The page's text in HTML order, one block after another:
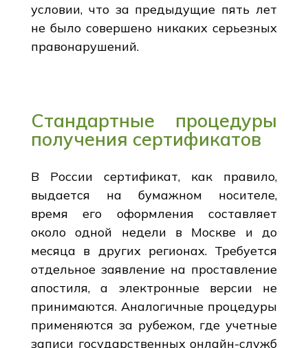
условии, что за предыдущие пять лет
не было совершено никаких серьезных
правонарушений.
Стандартные процедуры
получения сертификатов
В России сертификат, как правило,
выдается на бумажном носителе,
время его оформления составляет
около одной недели в Москве и до
месяца в других регионах. Требуется
отдельное заявление на проставление
апостиля, а электронные версии не
принимаются. Аналогичные процедуры
применяются за рубежом, где учетные
записи государственных онлайн-служб